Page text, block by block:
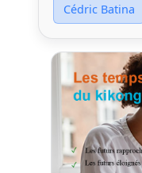
Cédric Batina